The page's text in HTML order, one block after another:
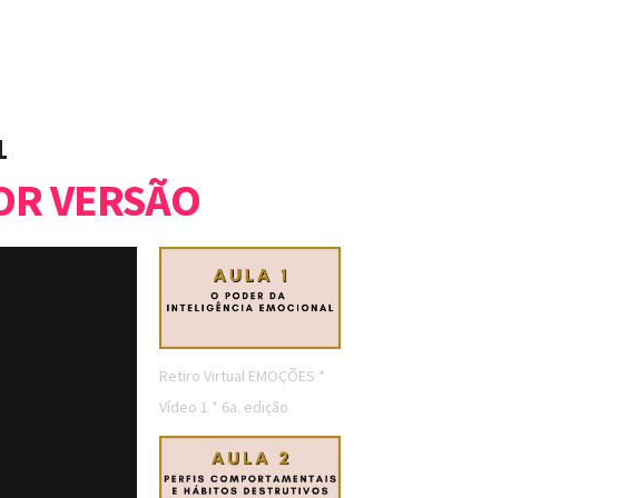
VERSÃO
Retiro Virtual EMOÇÕES *
Vídeo 1 * 6a. edição